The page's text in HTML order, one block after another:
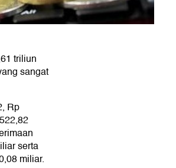
triliun
sangat
Rp
serta
miliar.